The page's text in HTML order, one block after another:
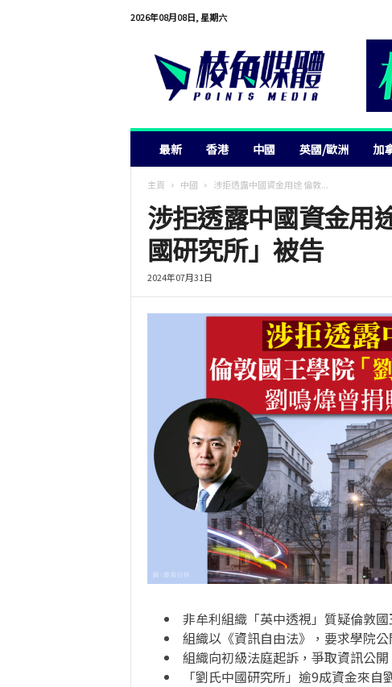
2026年08月08日, 星期六
最新 香港 中國 英國/歐洲 加
主頁 中國 涉拒透露中國資金用途 倫敦...
涉拒透露中國資金用
國研究所」被告
2024年07月31日
非牟利組織「英中透視」質疑倫敦
組織以《資訊自由法》，要求學院
組織向初級法庭起訴，爭取資訊公開
「劉氏中國研究所」逾9成資金來